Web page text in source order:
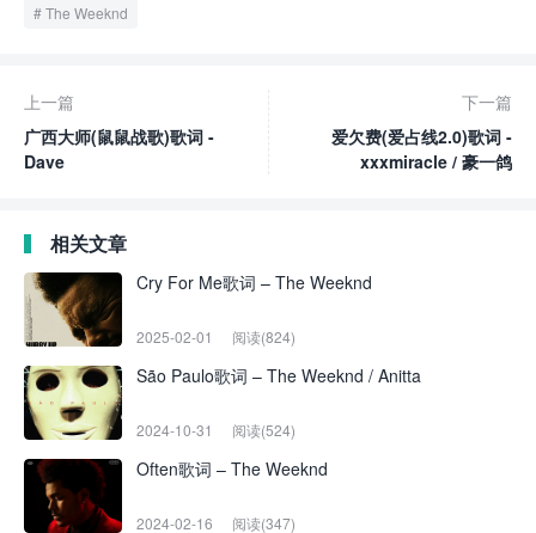
The Weeknd
上一篇
广西大师(鼠鼠战歌)歌词 -
Dave
下一篇
爱欠费(爱占线2.0)歌词 -
xxxmiracle / 豪一鸽
相关文章
Cry For Me歌词 – The Weeknd
2025-02-01 阅读(824)
São Paulo歌词 – The Weeknd / Anitta
2024-10-31 阅读(524)
Often歌词 – The Weeknd
2024-02-16 阅读(347)